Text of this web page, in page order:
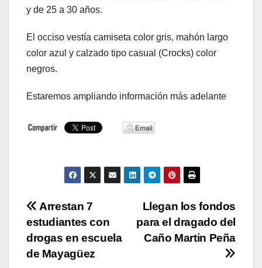
y de 25 a 30 años.
El occiso vestía camiseta color gris, mahón largo
color azul y calzado tipo casual (Crocks) color
negros.
Estaremos ampliando información más adelante
Navegación
de
entradas
Llegan los fondos
para el dragado del
Caño Martin Peña
Arrestan 7
estudiantes con
drogas en escuela
de Mayagüez